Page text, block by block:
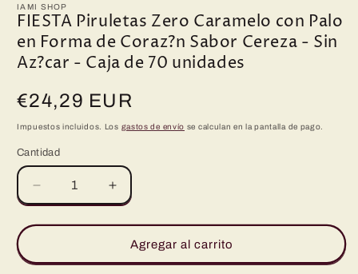
IAMI SHOP
FIESTA Piruletas Zero Caramelo con Palo
en Forma de Coraz?n Sabor Cereza - Sin
Az?car - Caja de 70 unidades
Precio
habitual
€24,29 EUR
Impuestos incluidos. Los gastos de envío se calculan en la pantalla de pago.
Cantidad
Reducir
cantidad
para
Piruletas
Aumentar
cantidad
para
FIESTA
Piruletas
Agregar al carrito